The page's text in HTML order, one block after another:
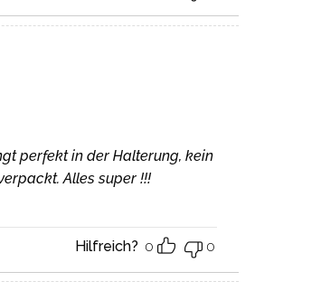
perfekt in der Halterung, kein
Alles super !!!
Hilfreich? 0 0